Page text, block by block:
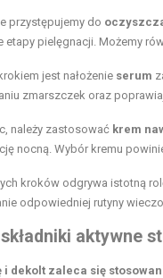
przystępujemy do
etapy pielęgnacji. Możemy
jest nałożenie serum
zmarszczek oraz
należy zastosować krem
nocną. Wybór kremu
kroków odgrywa istotną
odpowiedniej rutyny
aktywne
i dekolt zaleca się